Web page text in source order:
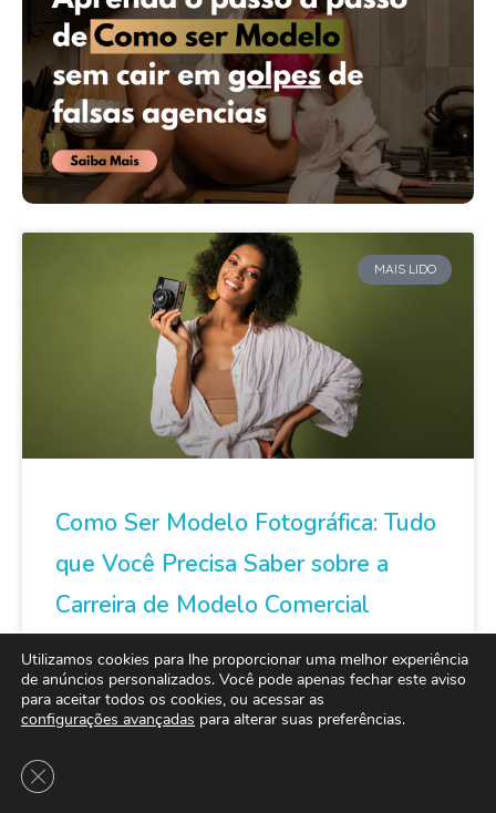
MAIS LIDO
Como Ser Modelo Fotográfica: Tudo
que Você Precisa Saber sobre a
Carreira de Modelo Comercial
Nos últimos anos as empresas perceberam que
acaba sendo muito melhor contratar uma modelo
fora dos padrões de beleza estabelecidos pela
mídia
Utilizamos cookies para lhe proporcionar uma melhor experiência
de anúncios personalizados. Você pode apenas fechar este aviso
para aceitar todos os cookies, ou acessar as
configurações avançadas para alterar suas preferências.
Close GDPR Cookie Banner